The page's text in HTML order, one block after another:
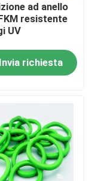
ad anello
resistente
UV
Invia richiesta